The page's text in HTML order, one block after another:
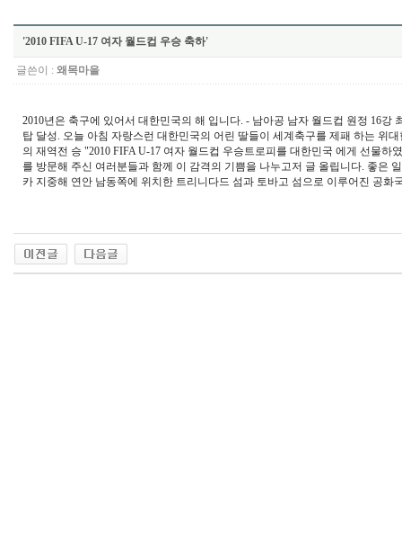
'2010 FIFA U-17 여자 월드컵 우승 축하'
글쓴이 : 왜목마을
2010년은 축구에 있어서 대한민국의 해 입니다. - 남아공 남자 월드컵 원정 16
탑 달성. 오늘 아침 자랑스런 대한민국의 어린 딸들이 세계축구를 제패 하는 위
의 재역전 승 "2010 FIFA U-17 여자 월드컵 우승트로피를 대한민국 에게 선물
를 방문해 주신 여러분들과 함께 이 감격의 기쁨을 나누고저 글 올립니다. 좋은
카 지중해 연안 남동쪽에 위치한 트리니다드 섬과 토바고 섬으로 이루어진 공화